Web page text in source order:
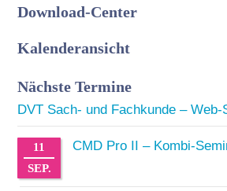
Download-Center
Kalenderansicht
Nächste Termine
DVT Sach- und Fachkunde – Web-
11
SEP.
CMD Pro II – Kombi-